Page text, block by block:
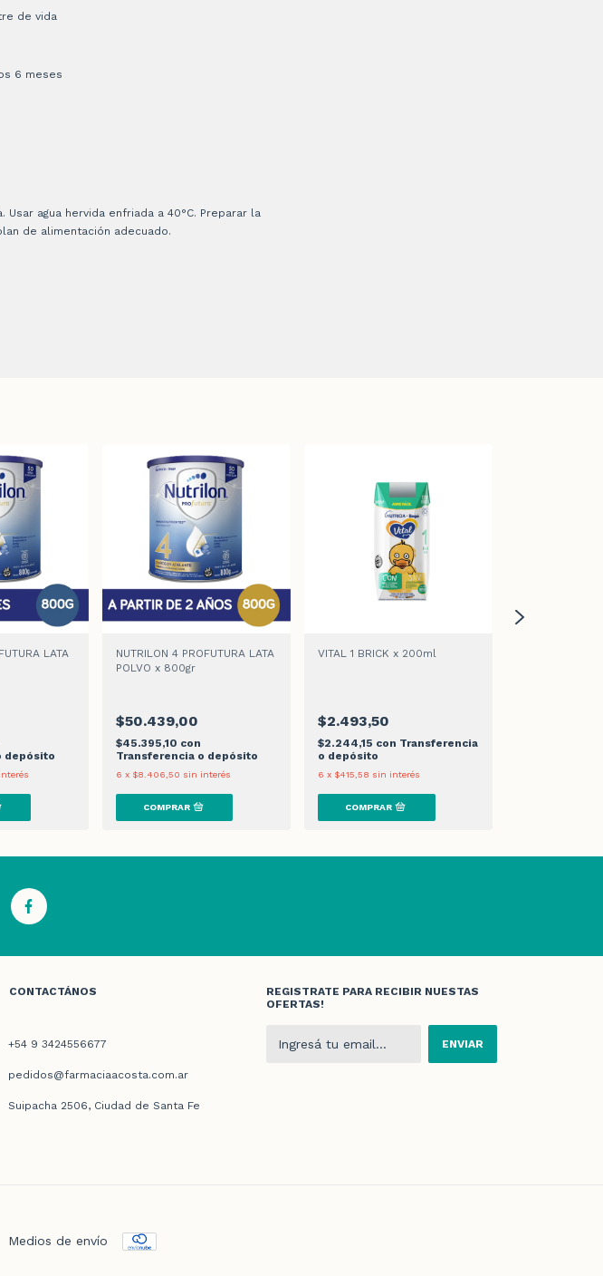
de vida
6 meses
agua hervida enfriada a 40°C. Preparar la
de alimentación adecuado.
LATA
depósito
NUTRILON 4 PROFUTURA LATA
POLVO x 800gr
$50.439,00
$45.395,10 con
Transferencia o depósito
6 x $8.406,50 sin interés
VITAL 1 BRICK x 200ml
$2.493,50
$2.244,15 con Transferencia
o depósito
6 x $415,58 sin interés
CONTACTÁNOS
+54 9 3424556677
pedidos@farmaciaacosta.com.ar
Suipacha 2506, Ciudad de Santa Fe
REGISTRATE PARA RECIBIR NUESTAS
OFERTAS!
Medios de envío